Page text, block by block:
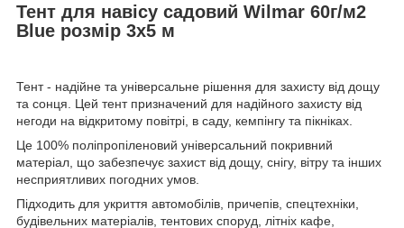
Тент для навісу садовий Wilmar 60г/м2
Blue розмір 3х5 м
Тент - надійне та універсальне рішення для захисту від дощу
та сонця. Цей тент призначений для надійного захисту від
негоди на відкритому повітрі, в саду, кемпінгу та пікніках.
Це 100% поліпропіленовий універсальний покривний
матеріал, що забезпечує захист від дощу, снігу, вітру та інших
несприятливих погодних умов.
Підходить для укриття автомобілів, причепів, спецтехніки,
будівельних матеріалів, тентових споруд, літніх кафе,